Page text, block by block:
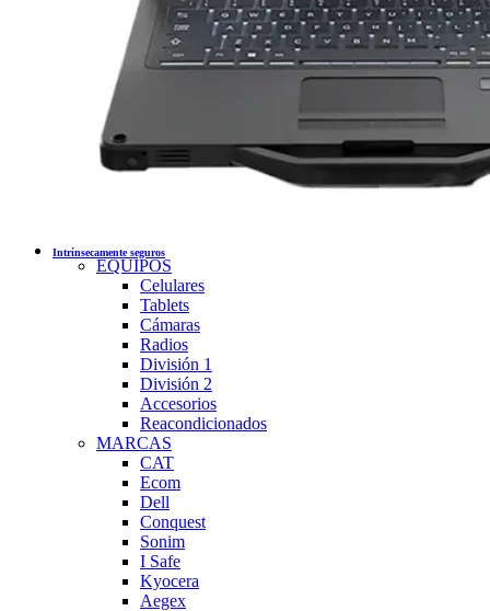
Intrínsecamente seguros
EQUIPOS
Celulares
Tablets
Cámaras
Radios
División 1
División 2
Accesorios
Reacondicionados
MARCAS
CAT
Ecom
Dell
Conquest
Sonim
I Safe
Kyocera
Aegex